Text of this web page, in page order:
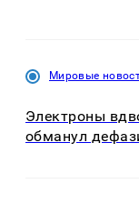
Мировые
Электроны
обманул